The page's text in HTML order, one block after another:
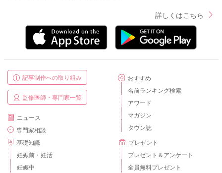
詳しくはこちら
記事制作への取り組み
監修医師・専門家一覧
ニュース
専門家相談
基礎知識
妊娠前・妊活
妊娠中
おすすめ
名前ランキング検索
アワード
マガジン
タウン誌
プレゼント
プレゼント＆アンケート
全員無料プレゼント